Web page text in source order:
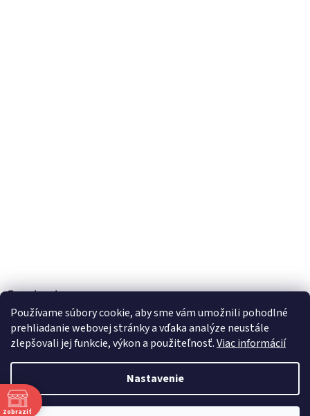
Používame súbory cookie, aby sme vám umožnili pohodlné
prehliadanie webovej stránky a vďaka analýze neustále
zlepšovali jej funkcie, výkon a použiteľnosť.Viac informácií
Nastavenie
Facebook
Vytvoril Shoptet
Copyright 2026TOBEL s.r.o.. Všetky práva vyhradené.Upraviť
Zobraziť